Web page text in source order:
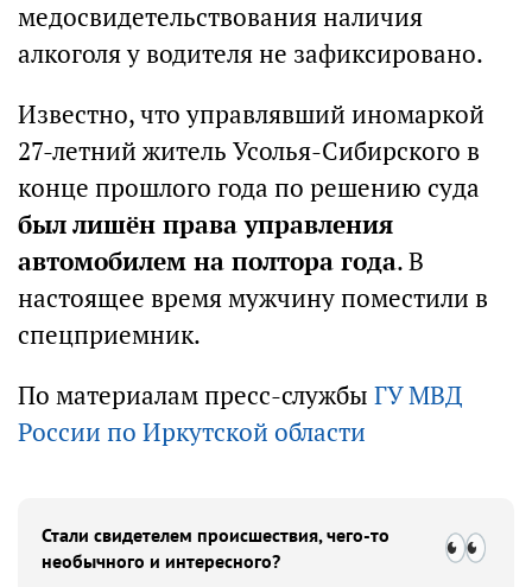
медосвидетельствования наличия
алкоголя у водителя не зафиксировано.
Известно, что управлявший иномаркой
27-летний житель Усолья-Сибирского в
конце прошлого года по решению суда
был лишён права управления
автомобилем на полтора года. В
настоящее время мужчину поместили в
спецприемник.
По материалам пресс-службы ГУ МВД
России по Иркутской области
Стали свидетелем происшествия, чего-то
необычного и интересного?